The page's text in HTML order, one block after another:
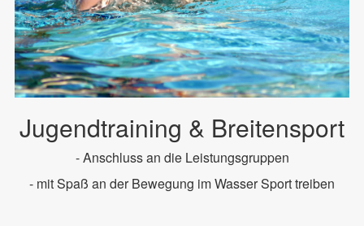
Jugendtraining & Breitensport
- Anschluss an die Leistungsgruppen
- mit Spaß an der Bewegung im Wasser Sport treiben